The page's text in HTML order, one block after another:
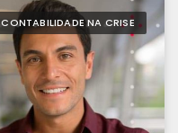
CONTABILIDADE NA CRISE